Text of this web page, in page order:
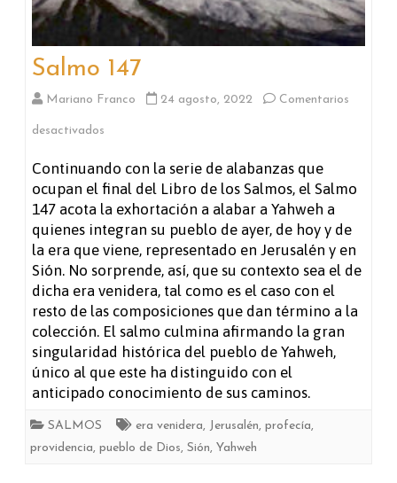
Salmo 147
Mariano Franco 24 agosto, 2022 Comentarios
desactivados
Salmo
147
Continuando con la serie de alabanzas que
ocupan el final del Libro de los Salmos, el Salmo
147 acota la exhortación a alabar a Yahweh a
quienes integran su pueblo de ayer, de hoy y de
la era que viene, representado en Jerusalén y en
Sión. No sorprende, así, que su contexto sea el de
dicha era venidera, tal como es el caso con el
resto de las composiciones que dan término a la
colección. El salmo culmina afirmando la gran
singularidad histórica del pueblo de Yahweh,
único al que este ha distinguido con el
anticipado conocimiento de sus caminos.
SALMOS era venidera, Jerusalén, profecía,
providencia, pueblo de Dios, Sión, Yahweh